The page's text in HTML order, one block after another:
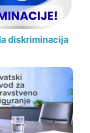
diskriminacija